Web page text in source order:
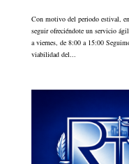
Con motivo del periodo estival,
seguir ofreciéndote un servicio
a viernes, de 8:00 a 15:00
viabilidad del...